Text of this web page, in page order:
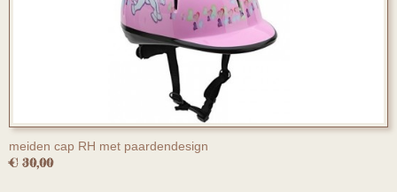
meiden cap RH met paardendesign
€ 30,00